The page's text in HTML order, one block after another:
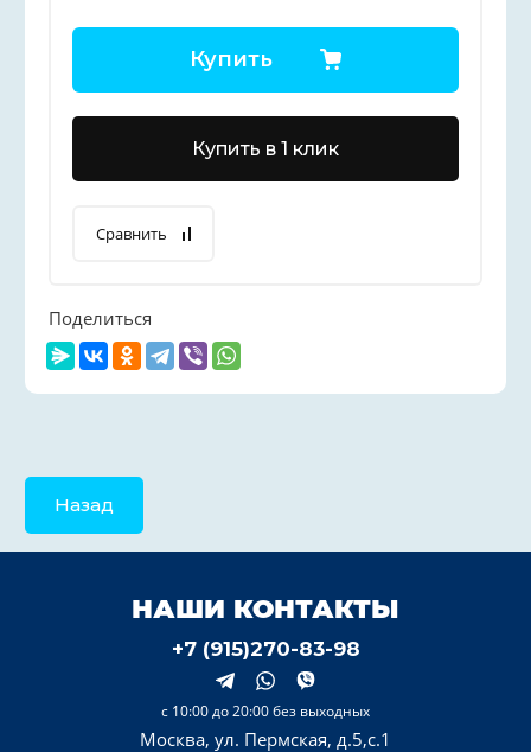
Купить
Купить в 1 клик
Сравнить
Поделиться
Назад
НАШИ КОНТАКТЫ
+7 (915)270-83-98
с 10:00 до 20:00 без выходных
Москва, ул. Пермская, д.5,с.1